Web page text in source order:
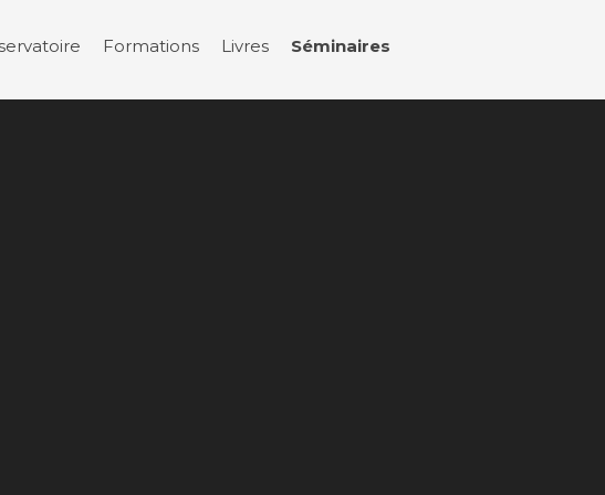
Formations Livres Séminaires